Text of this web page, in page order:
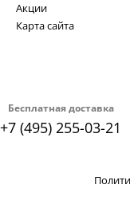
Бесплатная доставка
+7 (495) 255-03-21
Акции
Карта сайта